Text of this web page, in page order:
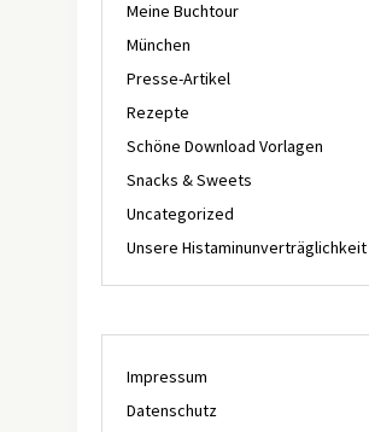
Meine Buchtour
München
Presse-Artikel
Rezepte
Schöne Download Vorlagen
Snacks & Sweets
Uncategorized
Unsere Histaminunverträglichkeit
Impressum
Datenschutz